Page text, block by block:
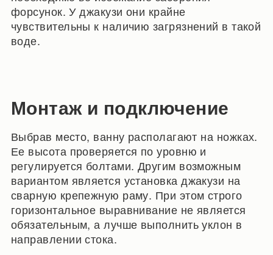
форсунок. У джакузи они крайне
чувствительны к наличию загрязнений в такой
воде.
Монтаж и подключение
Выбрав место, ванну располагают на ножках.
Ее высота проверяется по уровню и
регулируется болтами. Другим возможным
вариантом является установка джакузи на
сварную крепежную раму. При этом строго
горизонтальное выравнивание не является
обязательным, а лучше выполнить уклон в
направлении стока.